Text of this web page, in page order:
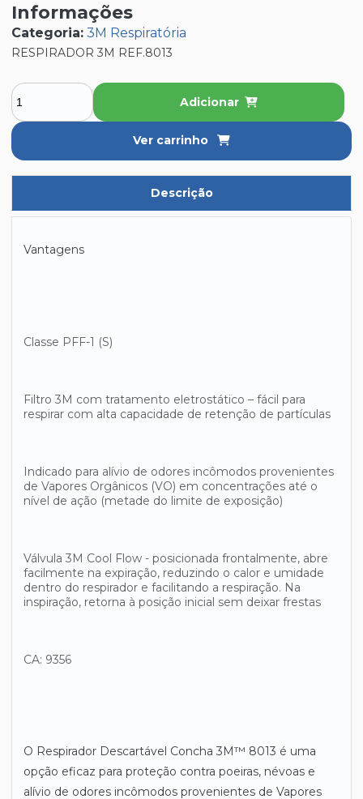
Informações
Categoria: 3M Respiratória
RESPIRADOR 3M REF.8013
Adicionar
Ver carrinho
Descrição
Vantagens
Classe PFF-1 (S)
Filtro 3M com tratamento eletrostático – fácil para
respirar com alta capacidade de retenção de partículas
Indicado para alívio de odores incômodos provenientes
de Vapores Orgânicos (VO) em concentrações até o
nível de ação (metade do limite de exposição)
Válvula 3M Cool Flow - posicionada frontalmente, abre
facilmente na expiração, reduzindo o calor e umidade
dentro do respirador e facilitando a respiração. Na
inspiração, retorna à posição inicial sem deixar frestas
CA: 9356
O Respirador Descartável Concha 3M™ 8013 é uma
opção eficaz para proteção contra poeiras, névoas e
alívio de odores incômodos provenientes de Vapores